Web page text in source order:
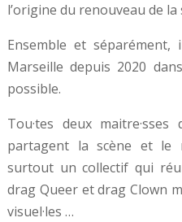
l’origine du renouveau de
Ensemble et
Marseille depuis 2020
possible.
Tou·tes deux
partagent la scène et le
surtout un collectif qui
drag Queer et drag Clown
visuel·les …